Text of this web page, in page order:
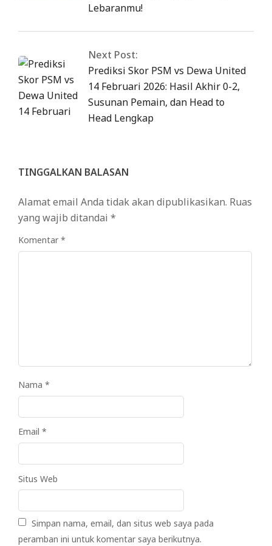
Lebaranmu!
Next Post:
Prediksi Skor PSM vs Dewa United
14 Februari 2026: Hasil Akhir 0-2,
Susunan Pemain, dan Head to
Head Lengkap
TINGGALKAN BALASAN
Alamat email Anda tidak akan dipublikasikan. Ruas
yang wajib ditandai *
Komentar *
Nama *
Email *
Situs Web
Simpan nama, email, dan situs web saya pada
peramban ini untuk komentar saya berikutnya.